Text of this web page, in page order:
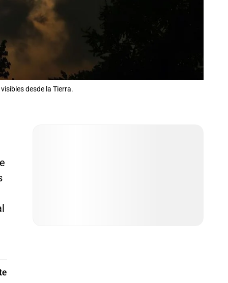
desde la Tierra.